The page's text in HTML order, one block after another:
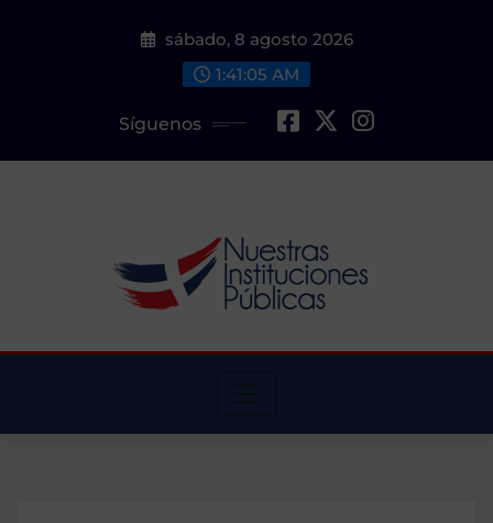
sábado, 8 agosto 2026
1:41:06 AM
Síguenos